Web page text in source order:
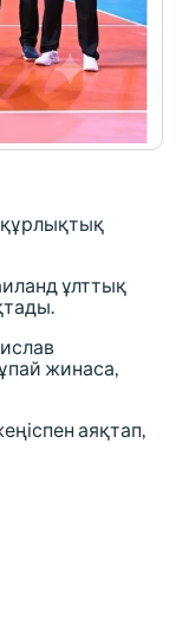
ұлттық
жинаса,
аяқтап,